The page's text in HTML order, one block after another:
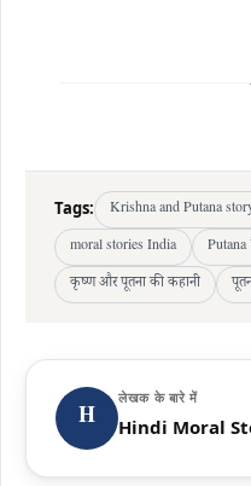
Tags: Krishna and Putana
moral stories India
कृष्ण और पूतना की कहानी
H
लेखक के बारे में
Hindi Moral